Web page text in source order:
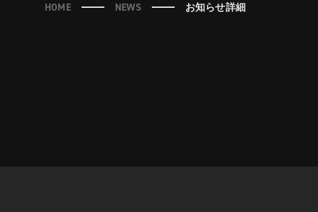
HOME NEWS お知らせ詳細